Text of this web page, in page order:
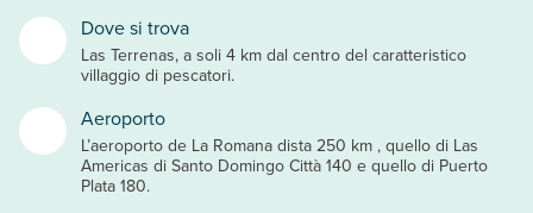
Dove si trova
Las Terrenas, a soli 4 km dal centro del caratteristico
villaggio di pescatori.
Aeroporto
L’aeroporto de La Romana dista 250 km , quello di Las
Americas di Santo Domingo Città 140 e quello di Puerto
Plata 180.